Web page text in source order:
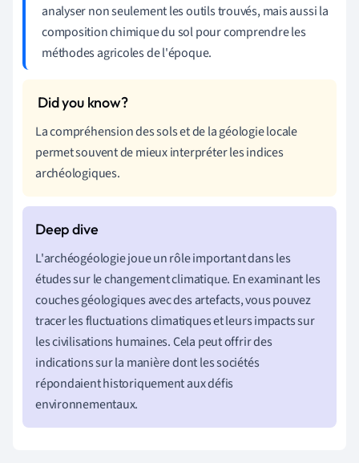
analyser non seulement les outils trouvés, mais aussi la
composition chimique du sol pour comprendre les
méthodes agricoles de l'époque.
La compréhension des sols et de la géologie locale
permet souvent de mieux interpréter les indices
archéologiques.
L'archéogéologie joue un rôle important dans les
études sur le changement climatique. En examinant les
couches géologiques avec des artefacts, vous pouvez
tracer les fluctuations climatiques et leurs impacts sur
les civilisations humaines. Cela peut offrir des
indications sur la manière dont les sociétés
répondaient historiquement aux défis
environnementaux.